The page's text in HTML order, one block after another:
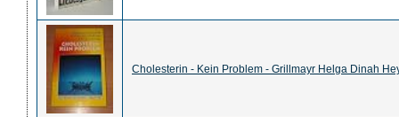
Cholesterin - Kein Problem - Grillmayr Helga Dinah